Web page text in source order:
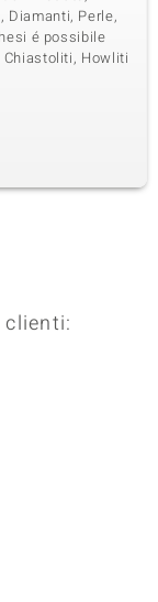
Diamanti, Perle,
é possibile
Chiastoliti, Howliti